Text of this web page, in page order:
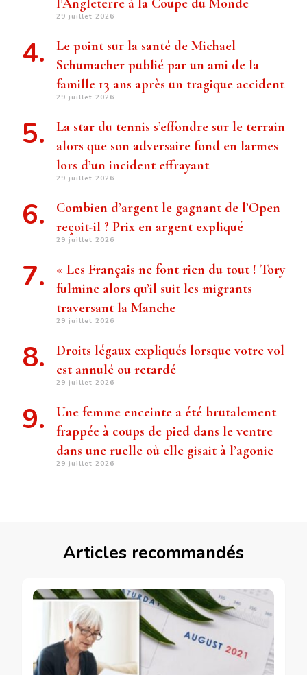
l’Angleterre à la Coupe du Monde
29 juillet 2026
Le point sur la santé de Michael
Schumacher publié par un ami de la
famille 13 ans après un tragique accident
29 juillet 2026
La star du tennis s’effondre sur le terrain
alors que son adversaire fond en larmes
lors d’un incident effrayant
29 juillet 2026
Combien d’argent le gagnant de l’Open
reçoit-il ? Prix ​​en argent expliqué
29 juillet 2026
« Les Français ne font rien du tout ! Tory
fulmine alors qu’il suit les migrants
traversant la Manche
29 juillet 2026
Droits légaux expliqués lorsque votre vol
est annulé ou retardé
29 juillet 2026
Une femme enceinte a été brutalement
frappée à coups de pied dans le ventre
dans une ruelle où elle gisait à l’agonie
29 juillet 2026
Articles recommandés